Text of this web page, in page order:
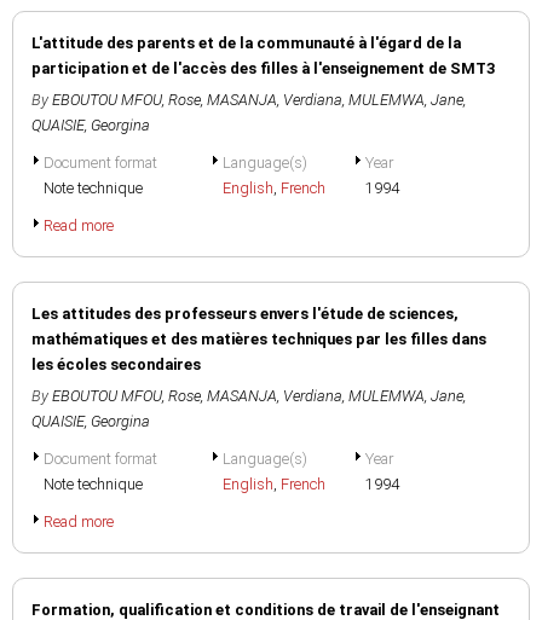
L'attitude des parents et de la communauté à l'égard de la
participation et de l'accès des filles à l'enseignement de SMT3
By EBOUTOU MFOU, Rose, MASANJA, Verdiana, MULEMWA, Jane,
QUAISIE, Georgina
Document format
Note technique
Language(s)
English, French
Year
1994
Read more
Les attitudes des professeurs envers l'étude de sciences,
mathématiques et des matières techniques par les filles dans
les écoles secondaires
By EBOUTOU MFOU, Rose, MASANJA, Verdiana, MULEMWA, Jane,
QUAISIE, Georgina
Document format
Note technique
Language(s)
English, French
Year
1994
Read more
Formation, qualification et conditions de travail de l'enseignant